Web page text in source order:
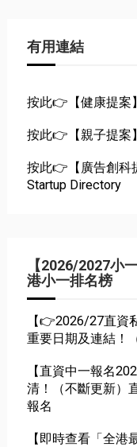
有用連結
按此👉【健康提案
按此👉【親子提案
按此👉【廣告創科
Startup Directory
【2026/2027小
港小一排名榜
【👉2026/27直資
重要日期及連結！
【直資中一報名
清！（不斷更新）
報名
【即時查看「全港